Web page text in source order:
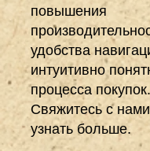
повышения
удобства
интуитивно
процесса покупок.
Свяжитесь с
узнать больше.